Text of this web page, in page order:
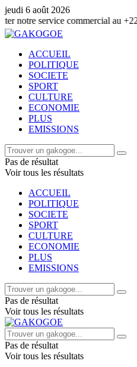
jeudi 6 août 2026
commercial au +228 92 69 88 33
ACCUEIL
POLITIQUE
SOCIETE
SPORT
CULTURE
ECONOMIE
PLUS
EMISSIONS
Pas de résultat
Voir tous les résultats
ACCUEIL
POLITIQUE
SOCIETE
SPORT
CULTURE
ECONOMIE
PLUS
EMISSIONS
Pas de résultat
Voir tous les résultats
Pas de résultat
Voir tous les résultats